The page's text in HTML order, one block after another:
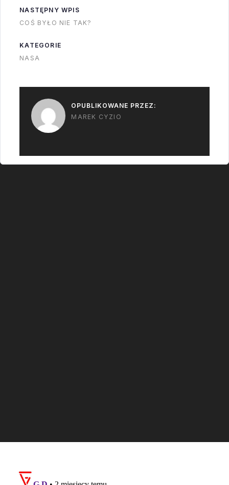
NASTĘPNY WPIS
COŚ BYŁO NIE TAK?
KATEGORIE
NASA
OPUBLIKOWANE PRZEZ:
MAREK CYZIO